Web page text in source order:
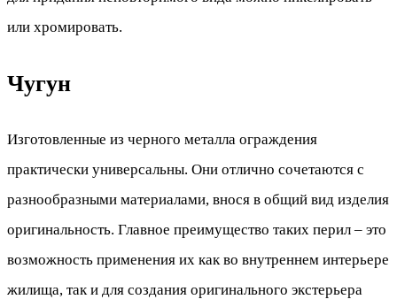
или хромировать.
Чугун
Изготовленные из черного металла ограждения
практически универсальны. Они отлично сочетаются с
разнообразными материалами, внося в общий вид изделия
оригинальность. Главное преимущество таких перил – это
возможность применения их как во внутреннем интерьере
жилища, так и для создания оригинального экстерьера